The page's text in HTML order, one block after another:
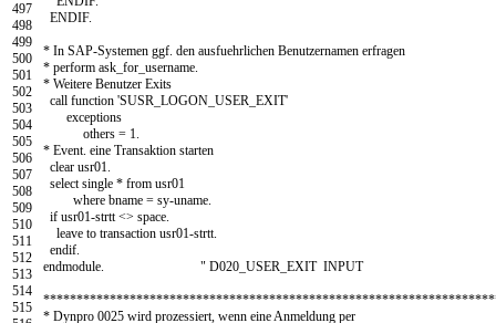
497
498
499
500
501
502
503
504
505
506
507
508
509
510
511
512
513
514
515
ENDIF.
* In SAP-Systemen ggf. den ausfuehrlichen Benutzernamen erfragen
* perform ask_for_username.
* Weitere Benutzer Exits
call function 'SUSR_LOGON_USER_EXIT'
exceptions
others = 1.
* Event. eine Transaktion starten
clear usr01
select single * from usr01
where bname = sy-uname
if usr01-strtt <> space
leave to transaction usr01-strtt
endif
endmodule
" D020_USER_EXIT INPUT
* Dynpro 0025 wird prozessiert, wenn eine Anmeldung per